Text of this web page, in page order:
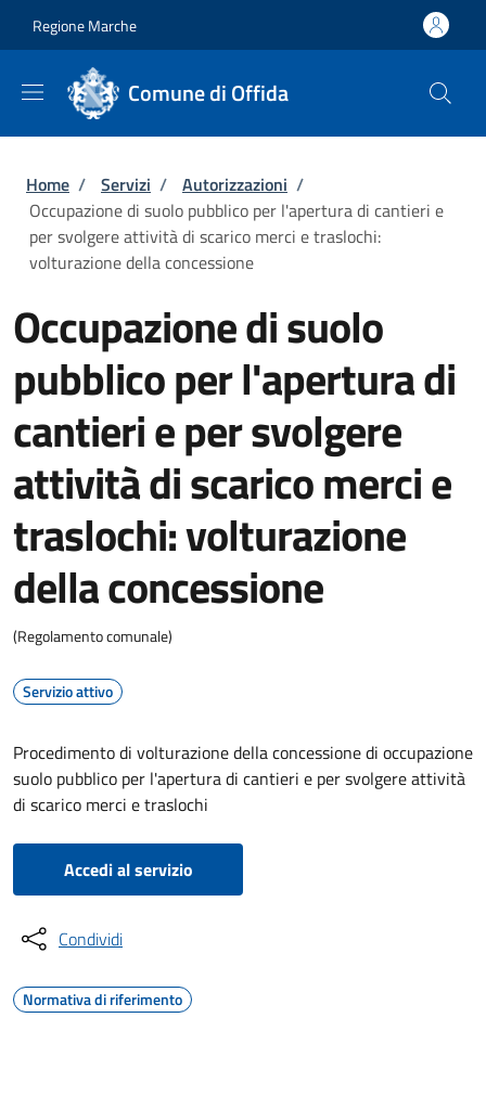
Regione Marche
Comune di Offida
Briciole di pane
Home / Servizi / Autorizzazioni /
Occupazione di suolo pubblico per l'apertura di cantieri e
per svolgere attività di scarico merci e traslochi:
volturazione della concessione
Occupazione di suolo
pubblico per l'apertura di
cantieri e per svolgere
attività di scarico merci e
traslochi: volturazione
della concessione
(Regolamento comunale)
Servizio attivo
Procedimento di volturazione della concessione di occupazione
suolo pubblico per l'apertura di cantieri e per svolgere attività
di scarico merci e traslochi
Accedi al servizio
Condividi
Normativa di riferimento